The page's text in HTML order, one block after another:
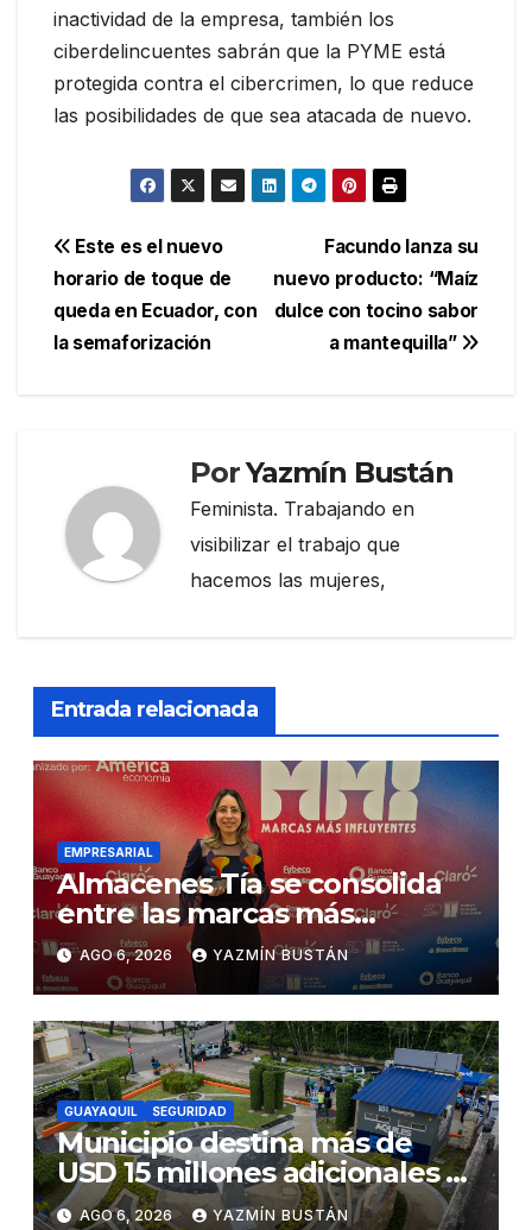
inactividad de la empresa, también los
ciberdelincuentes sabrán que la PYME está
protegida contra el cibercrimen, lo que reduce
las posibilidades de que sea atacada de nuevo.
Navegación
de
entradas
Facundo lanza su
nuevo producto: “Maíz
dulce con tocino sabor
a mantequilla”
Este es el nuevo
horario de toque de
queda en Ecuador, con
la semaforización
PorYazmín Bustán
Feminista. Trabajando en
visibilizar el trabajo que
hacemos las mujeres,
Entrada relacionada
EMPRESARIAL
Almacenes Tía se consolida
entre las marcas más
influyentes del Ecuador
AGO 6, 2026 YAZMÍN BUSTÁN
GUAYAQUIL SEGURIDAD
Municipio destina más de
USD 15 millones adicionales a
SEGURA EP para fortalecer la
AGO 6, 2026 YAZMÍN BUSTÁN